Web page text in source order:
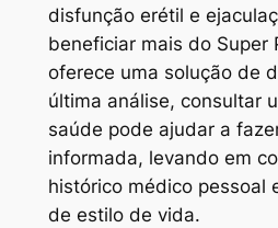
disfunção erétil e
beneficiar mais do Super
oferece uma solução de
última análise, consultar
saúde pode ajudar a
informada, levando em
histórico médico pessoal
de estilo de vida.